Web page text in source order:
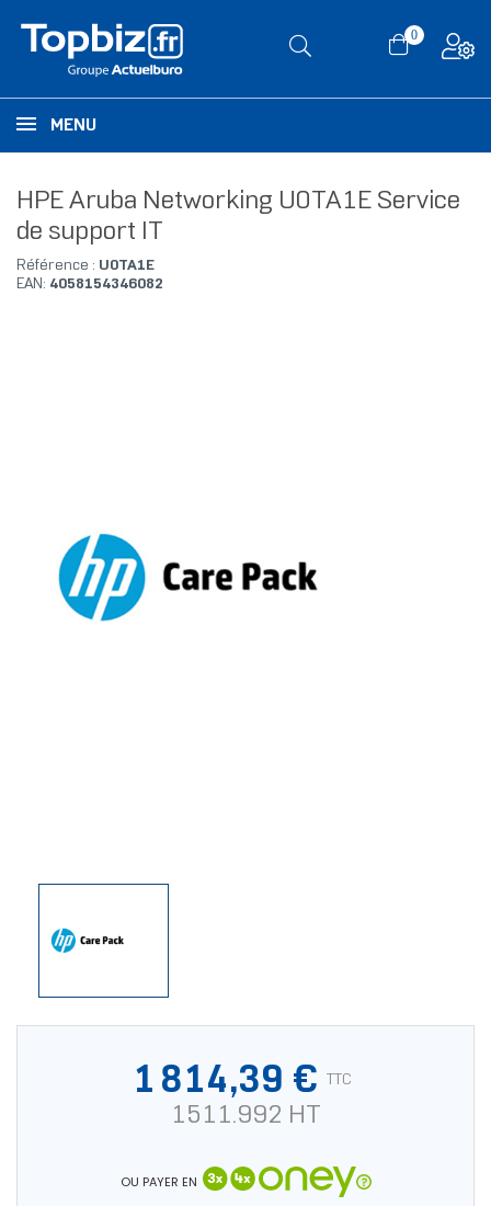
0
MENU
HPE Aruba Networking U0TA1E Service
de support IT
Référence : U0TA1E
EAN: 4058154346082
1 814,39 € TTC
1511.992 HT
OU PAYER EN